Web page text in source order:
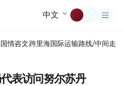
中文
国情咨文跨里海国际运输路线/中间走廊
表访问努尔苏丹